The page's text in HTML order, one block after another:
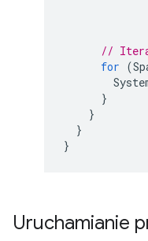
//
for (
}
}
}
}
Uruchamianie